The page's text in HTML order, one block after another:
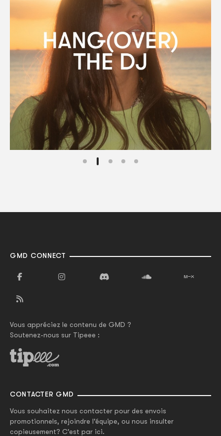
GMD CONNECT
Vous appréciez le contenu de GMD ?
Soutenez-nous sur Tipeee :
CONTACTER GMD
Vous souhaitez nous contacter pour des envois
promotionnels, rejoindre l'équipe, ou nous insulter
copieusement? C'est par ici.